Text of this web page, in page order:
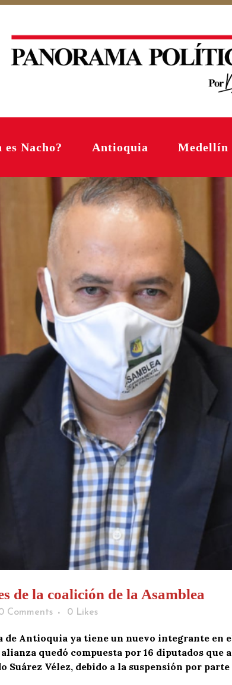
es Nacho? Antioquia Medellín
de la coalición de la Asamblea
Comments 0 Likes
de Antioquia ya tiene un nuevo integrante en
quedó compuesta por 16 diputados
Suárez Vélez, debido a la suspensión por